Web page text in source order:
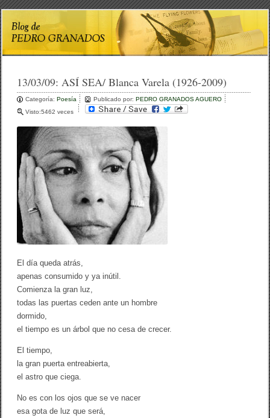
13/03/09:ASÍ SEA/ Blanca Varela (1926-2009)
Categoría:Poesía Publicado por:PEDRO GRANADOS AGUERO
Visto:5462 veces
El día queda atrás,
apenas consumido y ya inútil.
Comienza la gran luz,
todas las puertas ceden ante un hombre
dormido,
el tiempo es un árbol que no cesa de crecer.
El tiempo,
la gran puerta entreabierta,
el astro que ciega.
No es con los ojos que se ve nacer
esa gota de luz que será,